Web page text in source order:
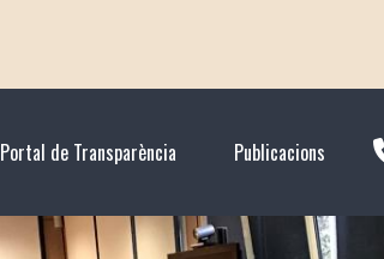
Portal de Transparència Publicacions